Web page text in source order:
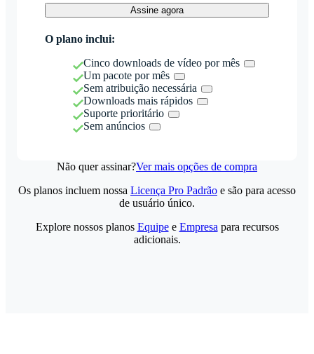
Assine agora
O plano inclui:
Cinco downloads de vídeo por mês
Um pacote por mês
Sem atribuição necessária
Downloads mais rápidos
Suporte prioritário
Sem anúncios
Não quer assinar?Ver mais opções de compra
Os planos incluem nossa Licença Pro Padrão e são para acesso
de usuário único.
Explore nossos planos Equipee Empresa para recursos
adicionais.